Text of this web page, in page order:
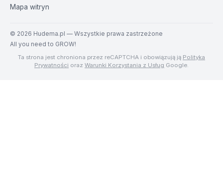
Mapa witryn
© 2026 Hudema.pl — Wszystkie prawa zastrzeżone
All you need to GROW!
Ta strona jest chroniona przez reCAPTCHA i obowiązują ją Polityka
Prywatności oraz Warunki Korzystania z Usług Google.